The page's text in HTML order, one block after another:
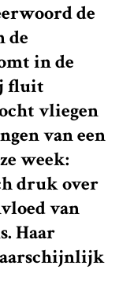
de
de
in de
fluit
vliegen
van een
week:
druk over
van
Haar